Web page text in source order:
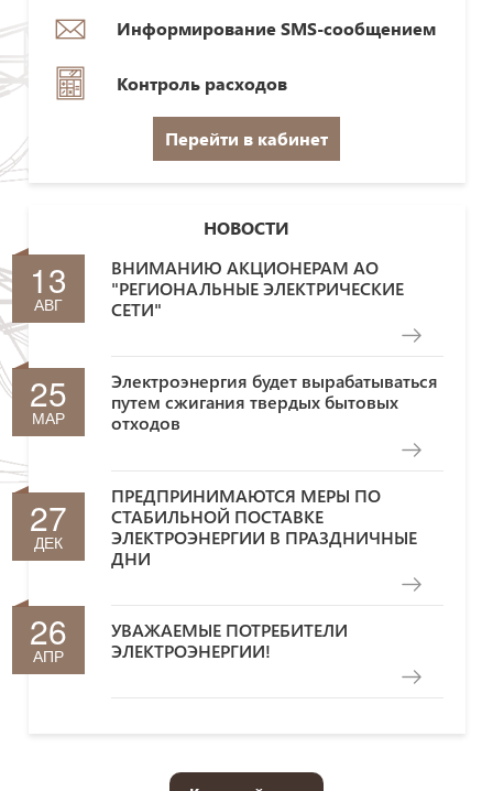
Информирование SMS-сообщением
Контроль расходов
Перейти в кабинет
НОВОСТИ
13
АВГ
ВНИМАНИЮ АКЦИОНЕРАМ АО
"РЕГИОНАЛЬНЫЕ ЭЛЕКТРИЧЕСКИЕ
СЕТИ"
25
МАР
Электроэнергия будет вырабатываться
путем сжигания твердых бытовых
отходов
27
ДЕК
ПРЕДПРИНИМАЮТСЯ МЕРЫ ПО
СТАБИЛЬНОЙ ПОСТАВКЕ
ЭЛЕКТРОЭНЕРГИИ В ПРАЗДНИЧНЫЕ
ДНИ
26
АПР
УВАЖАЕМЫЕ ПОТРЕБИТЕЛИ
ЭЛЕКТРОЭНЕРГИИ!